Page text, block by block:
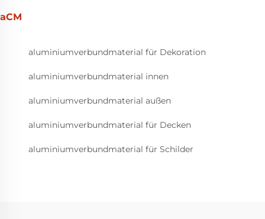
aCM
aluminiumverbundmaterial für Dekoration
aluminiumverbundmaterial innen
aluminiumverbundmaterial außen
aluminiumverbundmaterial für Decken
aluminiumverbundmaterial für Schilder